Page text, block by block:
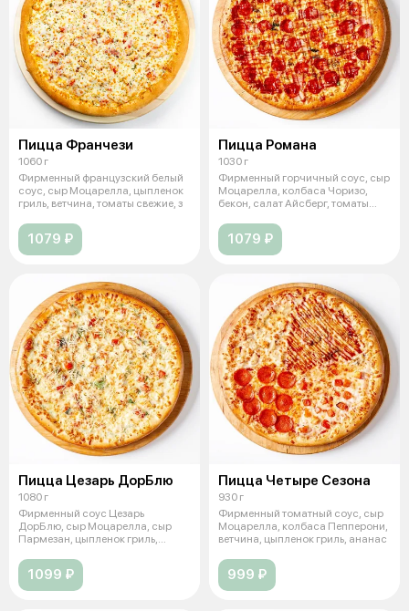
Пицца Франчези
1060 г
Фирменный французский белый
соус, сыр Моцарелла, цыпленок
гриль, ветчина, томаты свежие, з
1079 ₽
Пицца Романа
1030 г
Фирменный горчичный соус, сыр
Моцарелла, колбаса Чоризо,
бекон, салат Айсберг, томаты
1079 ₽
Пицца Цезарь ДорБлю
1080 г
Фирменный соус Цезарь
ДорБлю, сыр Моцарелла, сыр
Пармезан, цыпленок гриль,
1099 ₽
Пицца Четыре Сезона
930 г
Фирменный томатный соус, сыр
Моцарелла, колбаса Пепперони,
ветчина, цыпленок гриль, ананас
999 ₽